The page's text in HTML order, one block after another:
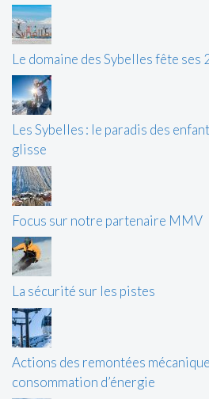
Le domaine des Sybelles fête ses
Les Sybelles : le paradis des
glisse
Focus sur notre partenaire MMV
La sécurité sur les pistes
Actions des remontées
consommation d’énergie